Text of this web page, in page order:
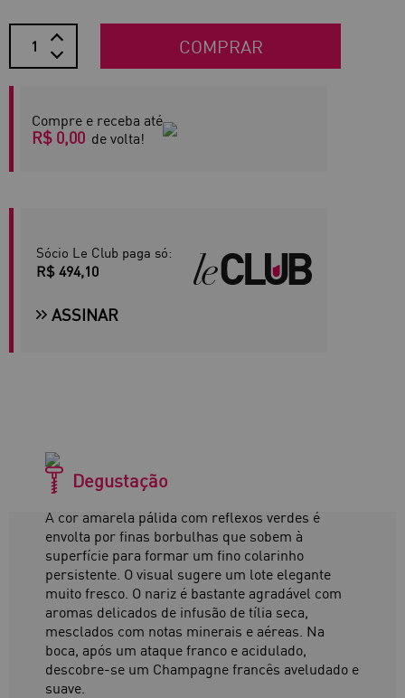
COMPRAR
Compre e receba até
R$ 0,00 de volta!
Sócio Le Club paga só:
R$ 494,10
ASSINAR
Degustação
A cor amarela pálida com reflexos verdes é
envolta por finas borbulhas que sobem à
superfície para formar um fino colarinho
persistente. O visual sugere um lote elegante
muito fresco. O nariz é bastante agradável com
aromas delicados de infusão de tília seca,
mesclados com notas minerais e aéreas. Na
boca, após um ataque franco e acidulado,
descobre-se um Champagne francês aveludado e
suave.